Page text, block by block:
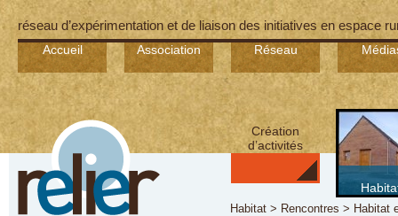
réseau d’expérimentation et de liaison des initiatives en espace
Accueil Association Réseau
Création
d’activités
Habitat > Rencontres > Habitat